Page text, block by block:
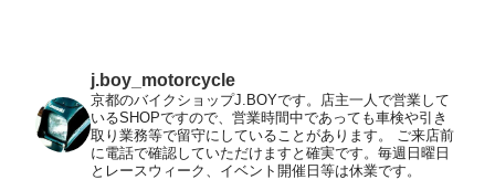
j.boy_motorcycle
京都のバイクショップJ.BOYです。店主一人で営業して
いるSHOPですので、営業時間中であっても車検や引き
取り業務等で留守にしていることがあります。
ご来店前
に電話で確認していただけますと確実です。毎週日曜日
とレースウィーク、イベント開催日等は休業です。